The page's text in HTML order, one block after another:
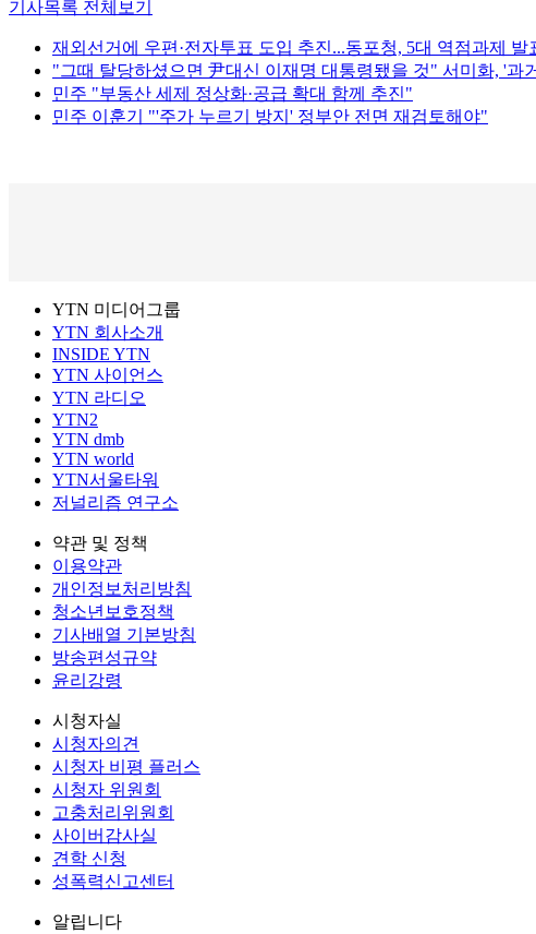
기사목록 전체보기
재외선거에 우편·전자투표 도입 추진...동포청, 5대 역점과제 발
"그때 탈당하셨으면 尹대신 이재명 대통령됐을 것" 서미화, '과
민주 "부동산 세제 정상화·공급 확대 함께 추진"
민주 이훈기 "'주가 누르기 방지' 정부안 전면 재검토해야"
YTN 미디어그룹
YTN 회사소개
INSIDE YTN
YTN 사이언스
YTN 라디오
YTN2
YTN dmb
YTN world
YTN서울타워
저널리즘 연구소
약관 및 정책
이용약관
개인정보처리방침
청소년보호정책
기사배열 기본방침
방송편성규약
윤리강령
시청자실
시청자의견
시청자 비평 플러스
시청자 위원회
고충처리위원회
사이버감사실
견학 신청
성폭력신고센터
알립니다